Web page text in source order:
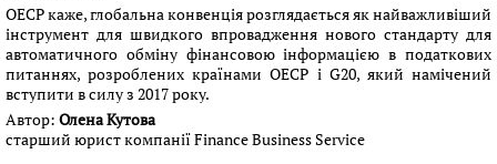
ОЕСР каже, глобальна конвенція розглядається як найважливіший
інструмент для швидкого впровадження нового стандарту для
автоматичного обміну фінансовою інформацією в податкових
питаннях, розроблених країнами ОЕСР і G20, який намічений
вступити в силу з 2017 року.
Автор: Олена Кутова
старший юрист компанії Finance Business Service